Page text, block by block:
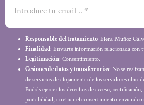
Responsable del tratamiento: Elena Muñoz
Finalidad: Enviarte información relacionada con
Legitimación: Consentimiento.
Cesiones de datos y transferencias: No se
de servicios de alojamiento de los servidores
Podrás ejercer los derechos de acceso,
portabilidad, o retirar el consentimiento enviando